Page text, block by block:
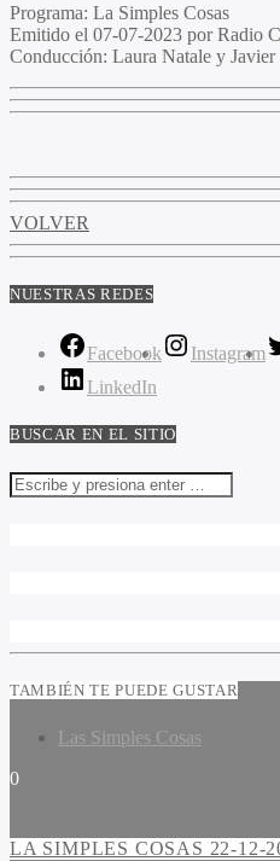
Programa: La Simples Cosas
Emitido el 07-07-2023 por Radio
Conducción: Laura Natale y
VOLVER
NUESTRAS REDES
Facebook Instagram
LinkedIn
BUSCAR EN EL SITIO
TAMBIÉN TE PUEDE GUSTAR
Las Simples Cosas
0
LA SIMPLES COSAS 22-12-